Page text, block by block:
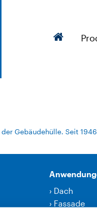
Gebäudehülle. Seit
› Dach
› Fassade